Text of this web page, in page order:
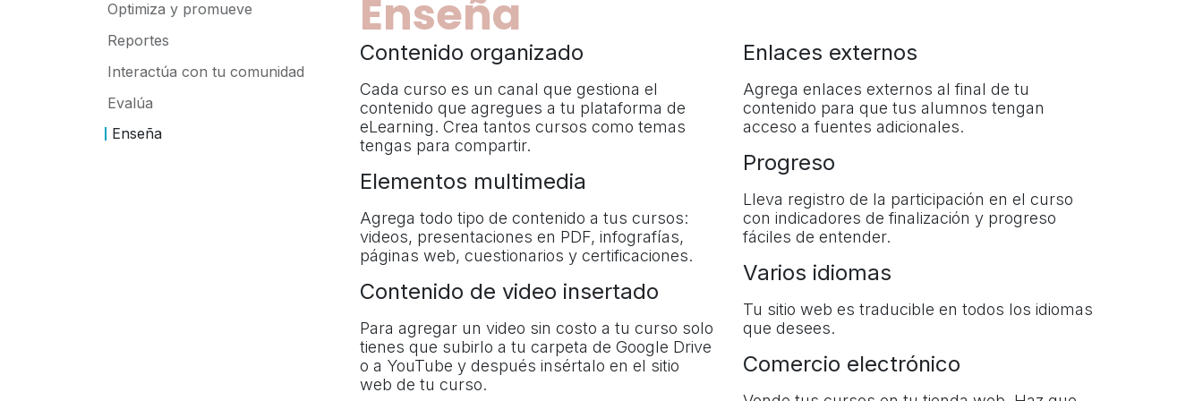
Optimiza y promueve
Reportes
Interactúa con tu comunidad​
Evalúa
Enseña
Enseña
Contenido organizado
Cada curso es un canal que gestiona el
contenido que agregues a tu plataforma de
eLearning. Crea tantos cursos como temas
tengas para compartir.
Elementos multimedia
Agrega todo tipo de contenido a tus cursos:
videos, presentaciones en PDF, infografías,
páginas web, cuestionarios y certificaciones.
Contenido de video insertado
Para agregar un video sin costo a tu curso solo
tienes que subirlo a tu carpeta de Google Drive
o a YouTube y después insértalo en el sitio
web de tu curso.
Enlaces externos
Agrega enlaces externos al final de tu
contenido para que tus alumnos tengan
acceso a fuentes adicionales.
Progreso
Lleva registro de la participación en el curso
con indicadores de finalización y progreso
fáciles de entender.
Varios idiomas
Tu sitio web es traducible en todos los idiomas
que desees.
Comercio electrónico